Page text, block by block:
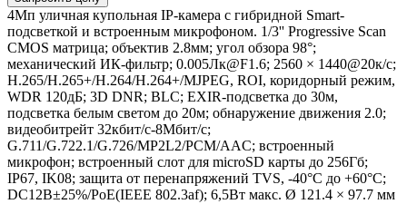
4Мп уличная купольная IP-камера с гибридной Smart-
подсветкой и встроенным микрофоном. 1/3'' Progressive Scan
CMOS матрица; объектив 2.8мм; угол обзора 98°;
механический ИК-фильтр; 0.005Лк@F1.6; 2560 × 1440@20к/с;
H.265/H.265+/H.264/H.264+/MJPEG, ROI, коридорный режим,
WDR 120дБ; 3D DNR; BLC; EXIR-подсветка до 30м,
подсветка белым светом до 20м; обнаружение движения 2.0;
видеобитрейт 32кбит/с-8Мбит/с;
G.711/G.722.1/G.726/MP2L2/PCM/AAC; встроенный
микрофон; встроенный слот для microSD карты до 256Гб;
IP67, IK08; защита от перенапряжений TVS, -40°C до +60°C;
DC12В±25%/PoE(IEEE 802.3af); 6,5Вт макс. Ø 121.4 × 97.7 мм